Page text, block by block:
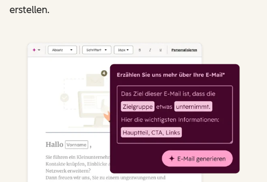
erstellen.